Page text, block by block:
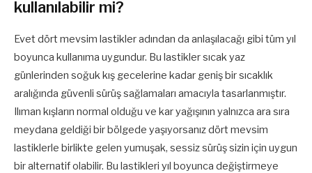
kullanılabilir mi?
Evet dört mevsim lastikler adından da anlaşılacağı gibi tüm yıl
boyunca kullanıma uygundur. Bu lastikler sıcak yaz
günlerinden soğuk kış gecelerine kadar geniş bir sıcaklık
aralığında güvenli sürüş sağlamaları amacıyla tasarlanmıştır.
Ilıman kışların normal olduğu ve kar yağışının yalnızca ara sıra
meydana geldiği bir bölgede yaşıyorsanız dört mevsim
lastiklerle birlikte gelen yumuşak, sessiz sürüş sizin için uygun
bir alternatif olabilir. Bu lastikleri yıl boyunca değiştirmeye